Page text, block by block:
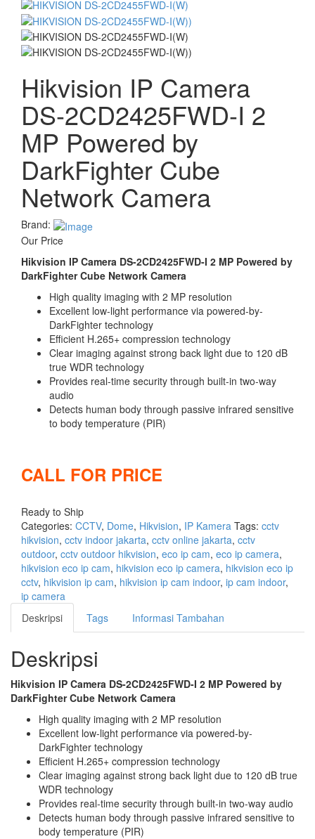
Hikvision IP Camera
DS-2CD2425FWD-I 2
MP Powered by
DarkFighter Cube
Network Camera
Brand:
Our Price
Hikvision IP Camera DS-2CD2425FWD-I 2 MP Powered by
DarkFighter Cube Network Camera
High quality imaging with 2 MP resolution
Excellent low-light performance via powered-by-
DarkFighter technology
Efficient H.265+ compression technology
Clear imaging against strong back light due to 120 dB
true WDR technology
Provides real-time security through built-in two-way
audio
Detects human body through passive infrared sensitive
to body temperature (PIR)
CALL FOR PRICE
Ready to Ship
Categories: CCTV, Dome, Hikvision, IP Kamera Tags: cctv
hikvision, cctv indoor jakarta, cctv online jakarta, cctv
outdoor, cctv outdoor hikvision, eco ip cam, eco ip camera,
hikvision eco ip cam, hikvision eco ip camera, hikvision eco ip
cctv, hikvision ip cam, hikvision ip cam indoor, ip cam indoor,
ip camera
Deskripsi
Tags Informasi Tambahan
Deskripsi
Hikvision IP Camera DS-2CD2425FWD-I 2 MP Powered by
DarkFighter Cube Network Camera
High quality imaging with 2 MP resolution
Excellent low-light performance via powered-by-
DarkFighter technology
Efficient H.265+ compression technology
Clear imaging against strong back light due to 120 dB true
WDR technology
Provides real-time security through built-in two-way audio
Detects human body through passive infrared sensitive to
body temperature (PIR)